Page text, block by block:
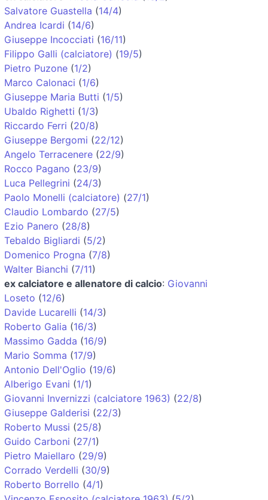
Salvatore Guastella (14/4)
Andrea Icardi (14/6)
Giuseppe Incocciati (16/11)
Filippo Galli (calciatore) (19/5)
Pietro Puzone (1/2)
Marco Calonaci (1/6)
Giuseppe Maria Butti (1/5)
Ubaldo Righetti (1/3)
Riccardo Ferri (20/8)
Giuseppe Bergomi (22/12)
Angelo Terracenere (22/9)
Rocco Pagano (23/9)
Luca Pellegrini (24/3)
Paolo Monelli (calciatore) (27/1)
Claudio Lombardo (27/5)
Ezio Panero (28/8)
Tebaldo Bigliardi (5/2)
Domenico Progna (7/8)
Walter Bianchi (7/11)
ex calciatore e allenatore di calcio: Giovanni
Loseto (12/6)
Davide Lucarelli (14/3)
Roberto Galia (16/3)
Massimo Gadda (16/9)
Mario Somma (17/9)
Antonio Dell'Oglio (19/6)
Alberigo Evani (1/1)
Giovanni Invernizzi (calciatore 1963) (22/8)
Giuseppe Galderisi (22/3)
Roberto Mussi (25/8)
Guido Carboni (27/1)
Pietro Maiellaro (29/9)
Corrado Verdelli (30/9)
Roberto Borrello (4/1)